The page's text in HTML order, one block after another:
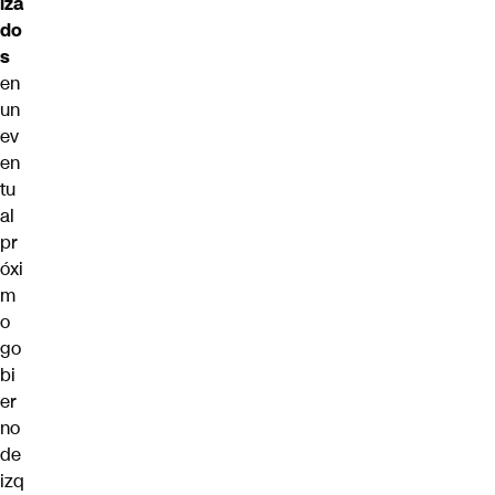
do
s
en
un
ev
en
tu
al
pr
óxi
m
o
go
bi
er
no
de
izq